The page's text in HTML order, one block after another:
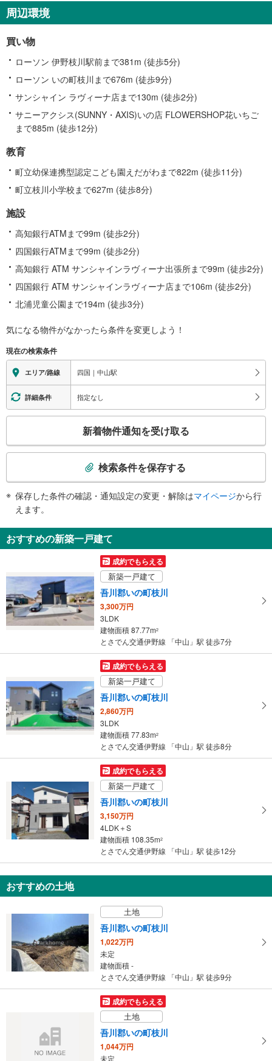
町
に
す
る
周辺環境
買い物
ローソン 伊野枝川駅前まで381m (徒歩5分)
ローソン いの町枝川まで676m (徒歩9分)
サンシャイン ラヴィーナ店まで130m (徒歩2分)
サニーアクシス(SUNNY・AXIS)いの店 FLOWERSHOP花いちご
まで885m (徒歩12分)
教育
町立幼保連携型認定こども園えだがわまで822m (徒歩11分)
町立枝川小学校まで627m (徒歩8分)
施設
高知銀行ATMまで99m (徒歩2分)
四国銀行ATMまで99m (徒歩2分)
高知銀行 ATM サンシャインラヴィーナ出張所まで99m (徒歩2分)
四国銀行 ATM サンシャインラヴィーナ店まで106m (徒歩2分)
北浦児童公園まで194m (徒歩3分)
気になる物件がなかったら条件を変更しよう！
現在の検索条件
エリア/路線 四国｜中山駅
詳細条件 指定なし
検
知
を
取
る
・
条
ペ
ー
ジ
に
存
る
新着物件通知を受け取る
検索条件を保存する
保存した条件の確認・通知設定の変更・解除はマイページから行
えます。
おすすめの新築一戸建て
成約でもらえる
新築一戸建て
吾川郡いの町枝川
3,300万円
3LDK
建物面積 87.77m2
とさでん交通伊野線 「中山」駅 徒歩7分
成約でもらえる
新築一戸建て
吾川郡いの町枝川
2,860万円
3LDK
建物面積 77.83m2
とさでん交通伊野線 「中山」駅 徒歩8分
成約でもらえる
新築一戸建て
吾川郡いの町枝川
3,150万円
4LDK＋S
建物面積 108.35m2
とさでん交通伊野線 「中山」駅 徒歩12分
おすすめの土地
土地
吾川郡いの町枝川
1,022万円
未定
建物面積 -
とさでん交通伊野線 「中山」駅 徒歩9分
成約でもらえる
土地
吾川郡いの町枝川
1,044万円
未定